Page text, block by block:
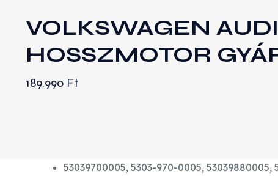
VOLKSWAGEN
HOSSZMOTOR
189.990 Ft
53039700005, 5303-970-0005, 53039880005,